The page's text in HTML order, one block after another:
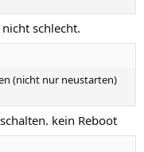
schlecht.
(nicht nur neustarten)
kein Reboot